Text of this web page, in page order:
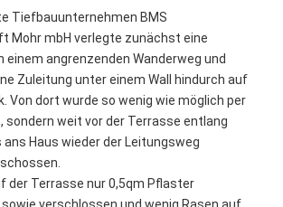
Tiefbauunternehmen BMS
Mohr mbH verlegte zunächst eine
einem angrenzenden Wanderweg und
Zuleitung unter einem Wall hindurch auf
Von dort wurde so wenig wie möglich per
sondern weit vor der Terrasse entlang
Haus wieder der Leitungsweg
der Terrasse nur 0,5qm Pflaster